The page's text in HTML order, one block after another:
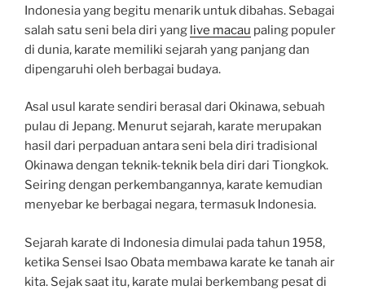
Indonesia yang begitu menarik untuk dibahas. Sebagai
salah satu seni bela diri yang live macau paling populer
di dunia, karate memiliki sejarah yang panjang dan
dipengaruhi oleh berbagai budaya.
Asal usul karate sendiri berasal dari Okinawa, sebuah
pulau di Jepang. Menurut sejarah, karate merupakan
hasil dari perpaduan antara seni bela diri tradisional
Okinawa dengan teknik-teknik bela diri dari Tiongkok.
Seiring dengan perkembangannya, karate kemudian
menyebar ke berbagai negara, termasuk Indonesia.
Sejarah karate di Indonesia dimulai pada tahun 1958,
ketika Sensei Isao Obata membawa karate ke tanah air
kita. Sejak saat itu, karate mulai berkembang pesat di